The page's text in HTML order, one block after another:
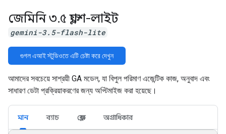
জেমিনি ৩.৫ ফ্ল্যাশ-লাইট
gemini-3.5-flash-lite
গুগল এআই স্টুডিওতে এটি চেষ্টা করে দেখুন
আমাদের সবচেয়ে সাশ্রয়ী GA মডেল, যা বিপুল পরিমাণ এজেন্টিক কাজ, অনুবাদ এবং
সাধারণ ডেটা প্রক্রিয়াকরণের জন্য অপ্টিমাইজ করা হয়েছে।
মান ব্যাচ ফ্লেক্স অগ্রাধিকার